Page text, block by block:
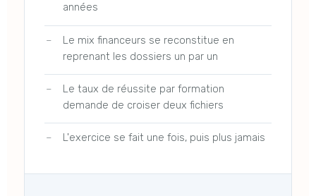
années
Le mix financeurs se reconstitue en
reprenant les dossiers un par un
Le taux de réussite par formation
demande de croiser deux fichiers
L'exercice se fait une fois, puis plus jamais